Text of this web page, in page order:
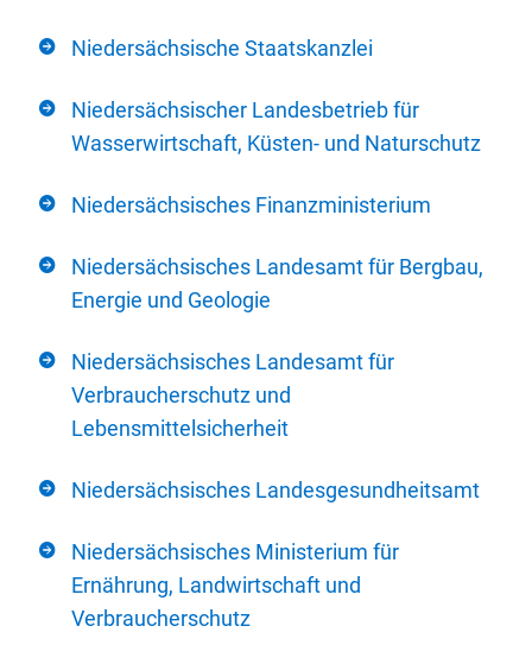
Niedersächsische Staatskanzlei
Niedersächsischer Landesbetrieb für
Wasserwirtschaft, Küsten- und Naturschutz
Niedersächsisches Finanzministerium
Niedersächsisches Landesamt für Bergbau,
Energie und Geologie
Niedersächsisches Landesamt für
Verbraucherschutz und
Lebensmittelsicherheit
Niedersächsisches Landesgesundheitsamt
Niedersächsisches Ministerium für
Ernährung, Landwirtschaft und
Verbraucherschutz